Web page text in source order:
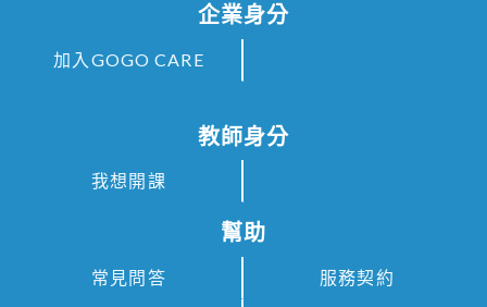
企業身分
加入GOGO CARE
教師身分
我想開課
幫助
常見問答 服務契約